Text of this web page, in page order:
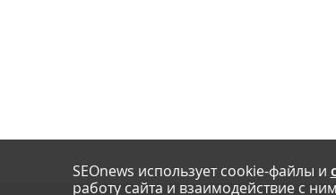
SEOnews использует cookie-файлы и
работу сайта и взаимодействие с